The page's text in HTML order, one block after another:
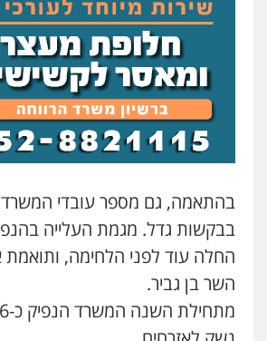
בהתאמה, גם מספר עובדי
בבקשות גדל. מגמת העלייה
החלה עוד לפני הלחימה, ותואמת
השר בן גביר.